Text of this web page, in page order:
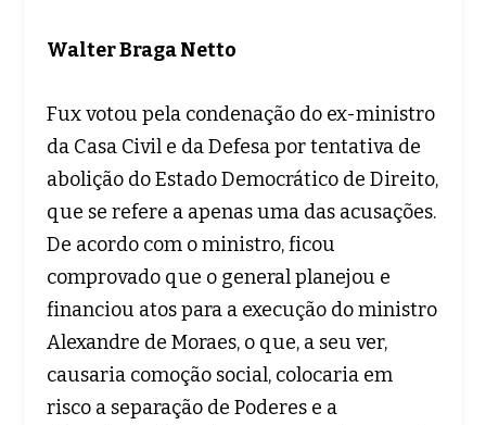
Walter Braga Netto
Fux votou pela condenação do ex-ministro
da Casa Civil e da Defesa por tentativa de
abolição do Estado Democrático de Direito,
que se refere a apenas uma das acusações.
De acordo com o ministro, ficou
comprovado que o general planejou e
financiou atos para a execução do ministro
Alexandre de Moraes, o que, a seu ver,
causaria comoção social, colocaria em
risco a separação de Poderes e a